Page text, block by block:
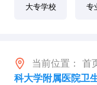
大专学校 专
当前位置： 首
科大学附属医院卫